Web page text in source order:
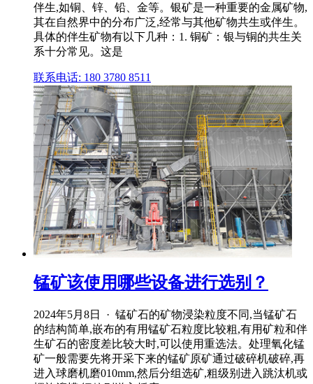
伴生,如铜、锌、铅、金等。银矿是一种重要的金属矿物,
其在自然界中的分布广泛,经常与其他矿物共生或伴生。
具体的伴生矿物有以下几种：1. 铜矿：银与铜的共生关
系十分常见。这是
联系电话: 180 3780 8511
锰矿该使用哪些设备进行选别？
2024年5月8日 · 锰矿石的矿物浸染粒度不同,当锰矿石
的结构简单,嵌布的有用锰矿石粒度比较粗,有用矿粒和伴
生矿石的密度差比较大时,可以使用重选法。处理氧化锰
矿一般需要先将开采下来的锰矿原矿通过破碎机破碎,再
进入球磨机磨010mm,然后分组选矿,粗级别进入跳汰机或